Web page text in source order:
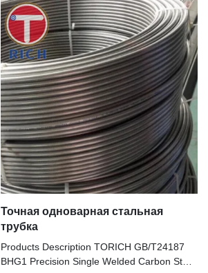
Точная одноварная стальная
трубка
Products Description TORICH GB/T24187
BHG1 Precision Single Welded Carbon Steel